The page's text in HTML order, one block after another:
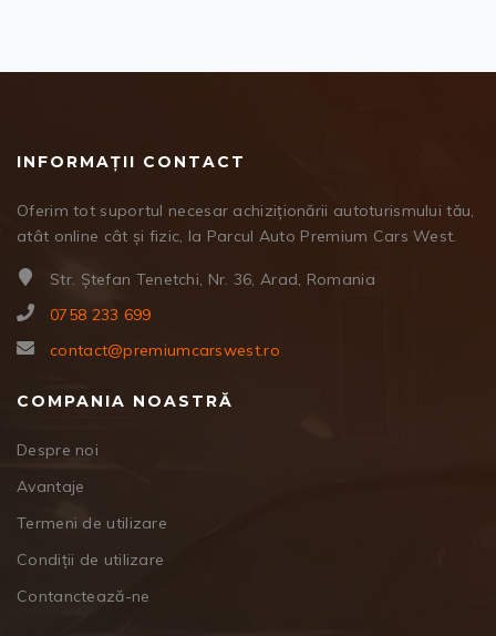
INFORMAȚII CONTACT
Oferim tot suportul necesar achiziționării autoturismului tău,
atât online cât și fizic, la Parcul Auto Premium Cars West.
Str. Ștefan Tenetchi, Nr. 36, Arad, Romania
0758 233 699
contact@premiumcarswest.ro
COMPANIA NOASTRĂ
Despre noi
Avantaje
Termeni de utilizare
Condiții de utilizare
Contanctează-ne